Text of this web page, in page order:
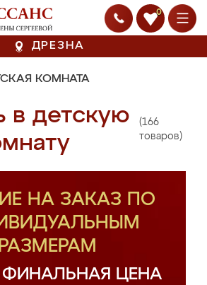
0
ДРЕЗНА
КОМНАТА
в детскую
(166
товаров)
НА ЗАКАЗ ПО
РАЗМЕРАМ
ЦЕНА